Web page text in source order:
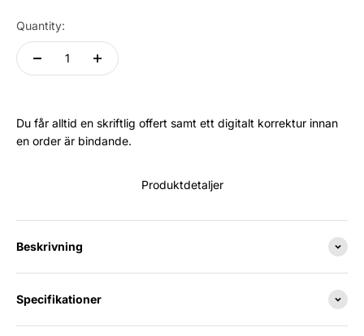
Quantity:
Du får alltid en skriftlig offert samt ett digitalt korrektur innan
en order är bindande.
Produktdetaljer
Beskrivning
Specifikationer